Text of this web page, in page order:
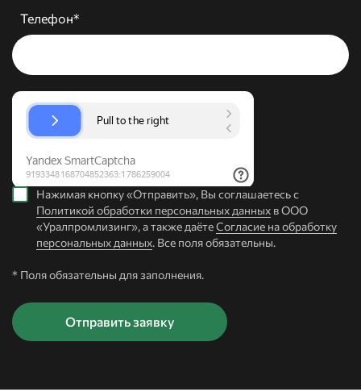
Телефон*
Нажимая кнопку «Отправить», Вы соглашаетесь с
Политикой обработки персональных данных в ООО
«Уралпромлизинг», а также даётеСогласие на обработку
персональных данных. Все поля обязательны.
* Поля обязательны для заполнения.